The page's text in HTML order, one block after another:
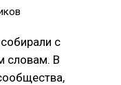
с
словам. В